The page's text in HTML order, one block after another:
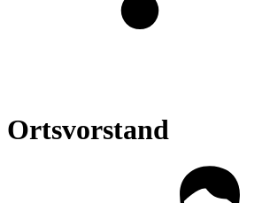
Ortsvorstand